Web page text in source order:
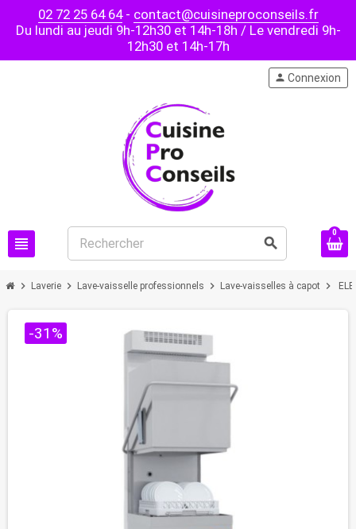
02 72 25 64 64- contact@cuisineproconseils.fr
Du lundi au jeudi 9h-12h30 et 14h-18h / Le vendredi 9h-
12h30 et 14h-17h
view_headline search
person Connexion
0
chevron_right Laverie chevron_right Lave-vaisselle professionnels chevron_right Lave-vaisselles à capot chevron_right
-31%